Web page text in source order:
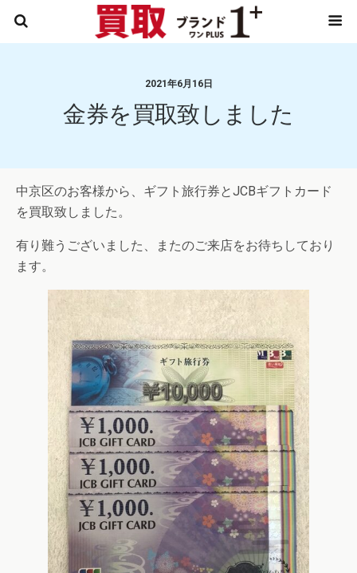
2021年6月16日
金券を買取致しました
中京区のお客様から、ギフト旅行券とJCBギフトカード
を買取致しました。
有り難うございました、またのご来店をお待ちしており
ます。